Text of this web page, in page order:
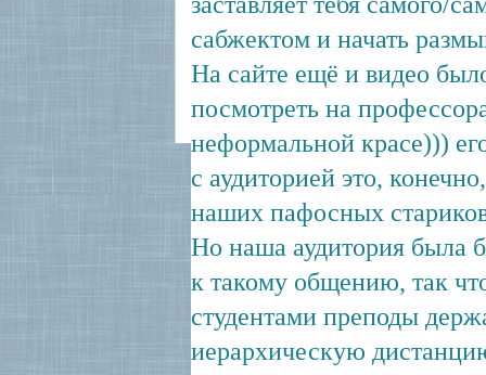
сабжектом и начать
На сайте ещё и видео
посмотреть на
неформальной красе)))
с аудиторией это,
наших пафосных
Но наша аудитория была
к такому общению, так
студентами преподы
иерархическую